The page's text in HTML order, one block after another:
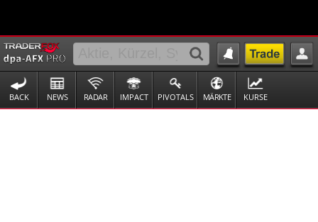
BACK NEWS RADAR IMPACT PIVOTALS MÄRKTE KURSE